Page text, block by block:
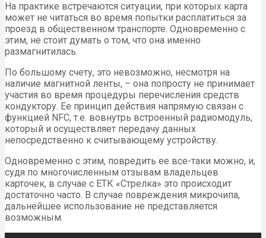
На практике встречаются ситуации, при которых карта
может не читаться во время попытки расплатиться за
проезд в общественном транспорте. Одновременно с
этим, не стоит думать о том, что она именно
размагнитилась.
По большому счету, это невозможно, несмотря на
наличие магнитной ленты, – она попросту не принимает
участия во время процедуры перечисления средств
кондуктору. Ее принцип действия напрямую связан с
функцией NFC, т.е. вовнутрь встроенный радиомодуль,
который и осуществляет передачу данных
непосредственно к считывающему устройству.
Одновременно с этим, повредить ее все-таки можно, и,
судя по многочисленным отзывам владельцев
карточек, в случае с ЕТК «Стрелка» это происходит
достаточно часто. В случае повреждения микрочипа,
дальнейшее использование не представляется
возможным.